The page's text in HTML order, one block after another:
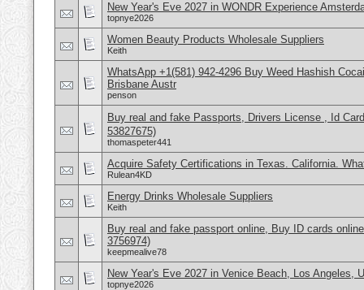
New Year's Eve 2027 in WONDR Experience
topnye2026
Women Beauty Products Wholesale Suppliers
Keith
WhatsApp +1(581) 942-4296 Buy Weed Hashish
Brisbane Austr
penson
Buy real and fake Passports, Drivers License , Id
53827675)
thomaspeter441
Acquire Safety Certifications in Texas. California.
Rulean4KD
Energy Drinks Wholesale Suppliers
Keith
Buy real and fake passport online, Buy ID cards
3756974)
keepmealive78
New Year's Eve 2027 in Venice Beach, Los Angeles,
topnye2026